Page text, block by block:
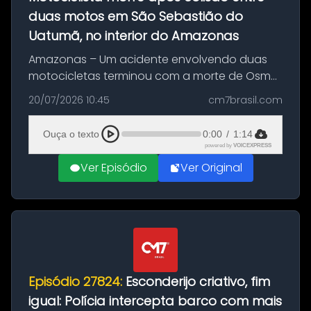
duas motos em São Sebastião do
Uatumã, no interior do Amazonas
Amazonas – Um acidente envolvendo duas
motocicletas terminou com a morte de Osmar
Figueiredo de Souza, de 38 anos, no município
de São Sebastião do Uatumã, no interior do
Amazonas. A colisão ocorreu n...
20/07/2026 10:45 cm7brasil.com
Ouça o texto 0:00 / 1:14
powered by VOICEXPRESS
Ver Episódio Ver Original
Episódio 27824: Esconderijo criativo, fim
igual: Polícia intercepta barco com mais